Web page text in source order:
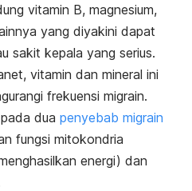
vitamin B, magnesium,
yang diyakini dapat
sakit kepala yang serius.
vitamin dan mineral ini
frekuensi migrain.
dua penyebab migrain
fungsi mitokondria
energi) dan